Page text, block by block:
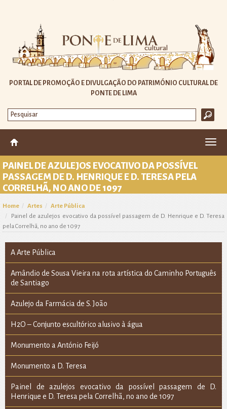
PORTAL DE PROMOÇÃO E DIVULGAÇÃO DO PATRIMÓNIO CULTURAL DE
PONTE DE LIMA
PAINEL DE AZULEJOS EVOCATIVO DA POSSÍVEL
PASSAGEM DE D. HENRIQUE E D. TERESA PELA
CORRELHÃ, NO ANO DE 1097
Home Artes
Arte Pública
Painel de azulejos evocativo da possível passagem de D. Henrique e D. Teresa
pela Correlhã, no ano de 1097
A Arte Pública
Amândio de Sousa Vieira na rota artística do Caminho Português
de Santiago
Azulejo da Farmácia de S. João
H2O – Conjunto escultórico alusivo à água
Monumento a António Feijó
Monumento a D. Teresa
Painel de azulejos evocativo da possível passagem de D.
Henrique e D. Teresa pela Correlhã, no ano de 1097